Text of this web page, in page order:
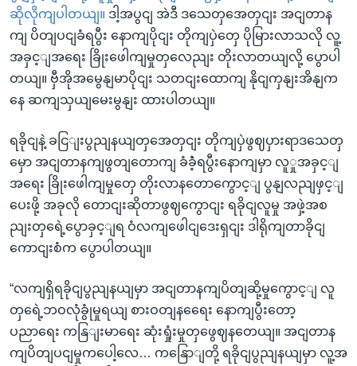
ဆိုလိုကျပါတယျ။ ဒါ့အပွငျ အဲဒီ ဒသေတှအေတှငျး အငျတာန
ကျ ပိတျပငျခံရပွီး နောကျပိုငျး တိုကျပှဲတှေ ပိုမြားလာသလို လူ့
အခှင့ျအရေး ခြိုးဖေါကျမှုတှလေညျး တိုးလာတယျလို့ ပွောပါ
တယျ။ ဗှီအိုအမွေနျမာပိုငျး သတငျးထောကျ နိုငျကှနျးအိနျက
နေ ဆကျသှယျမေးမွနျး ထားပါတယျ။
ရခိုငျနဲ့ ခငြျးပွညျနယျတှအေတှငျး တိုကျပှဲဖွဈပှားရာဒသေတှ
မှော အငျတာနကျဖွတျတောကျ ခံခဲံ့ရပွီးနောကျမှာ လူှုအခှင့ျ
အရေး ခြိုးဖေါကျမှုတှေ တိုးလာနတောကွောင့ျ ပွနျလညျဖှင့ျ
ပေးဖို့ အခုလို တောငျးဆိုတာဖွဈကွောငျး ရခိုငျလူမှု အဖှဲ့အစ
ညျးတှရေဲ့ပွောခှင့ျရ ဝံလကျဖေါငျဒေးရှငျး ဒါရိုကျတာခိုငျ
ကောငျးစံက ပွောပါတယျ။
“လကျရှိရခိုငျပွညျနယျမှာ အငျတာနကျပိတျဆို့မှုကွောင့ျ လူ
တှရေဲ့ဘဝလုံခွုံမှုရယျ စားဝတျနရေေး နောကျပွီးတော့
ပညာရေး ကနြျးမာရေး ဆုံးရှုံးမှုတှဖွေဈနတေယျ။ အငျတာန
ကျပိတျပငျမှုကပေါ့လေ… ကနြောျတို့ ရခိုငျပွညျနယျမှာ လူ့အ